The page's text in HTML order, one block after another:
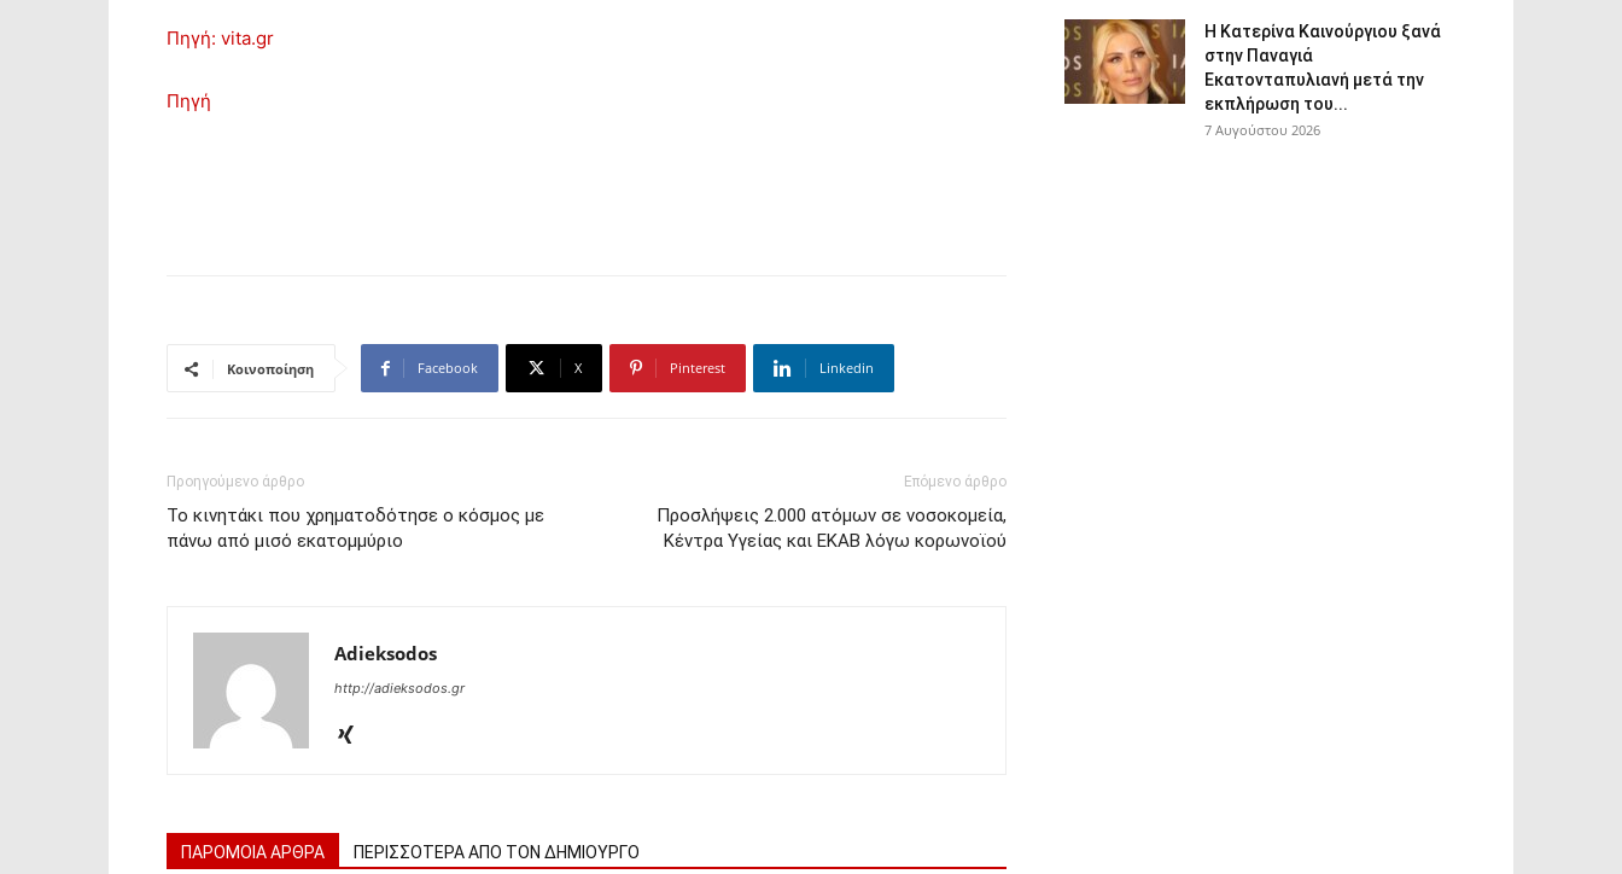
Πηγή: vita.gr
Πηγή
Κοινοποίηση Facebook X Pinterest Linkedin
Προηγούμενο άρθρο
To κινητάκι που χρηματοδότησε ο κόσμος με
πάνω από μισό εκατομμύριο
Επόμενο άρθρο
Προσλήψεις 2.000 ατόμων σε νοσοκομεία,
Κέντρα Υγείας και ΕΚΑΒ λόγω κορωνοϊού
Adieksodos
http://adieksodos.gr
ΠΑΡΟΜΟΙΑ ΑΡΘΡΑ ΠΕΡΙΣΣΟΤΕΡΑ ΑΠΟ ΤΟΝ ΔΗΜΙΟΥΡΓΟ
Η Κατερίνα Καινούργιου ξανά
στην Παναγιά
Εκατονταπυλιανή μετά την
εκπλήρωση του...
7 Αυγούστου 2026